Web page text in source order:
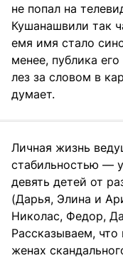
не попал на
Кушанашвили так
емя имя стало
менее, публика
лез за словом в
думает.
Личная жизнь
стабильностью —
девять детей от
(Дарья, Элина и
Николас, Федор,
Рассказываем,
женах